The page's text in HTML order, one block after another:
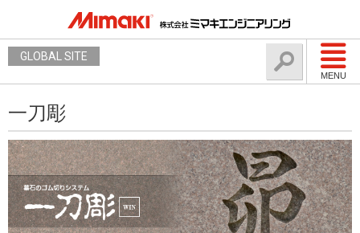
MENU
GLOBAL SITE
一刀彫